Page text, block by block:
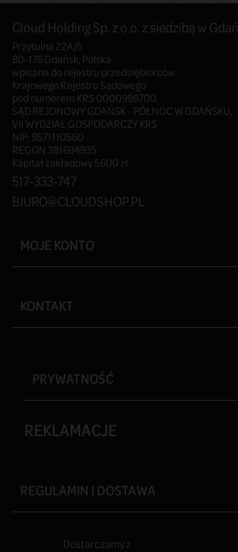
Cloud Holding Sp. z o.o. z siedzibą w
Przytulna 22A/5
80-176 Gdańsk, Polska
wpisana do rejestru przedsiębiorców
Krajowego Rejestru Sądowego
pod numerem KRS 0000998700
SĄD REJONOWY GDAŃSK - PÓŁNOC W GDAŃSKU,
VII WYDZIAŁ GOSPODARCZY KRS
NIP: 9571110560
REGON 381694935
Kapitał zakładowy 5600 zł
517-333-747
BIURO@CLOUDSHOP.PL
MOJE KONTO
KONTAKT
PRYWATNOŚĆ
REKLAMACJE
REGULAMIN I DOSTAWA
Dostarczamy z